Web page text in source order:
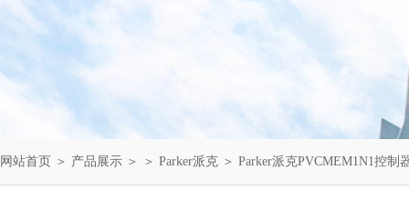
网站首页 ＞ 产品展示 ＞ ＞ Parker派克 ＞ Parker派克PVCMEM1N1控制